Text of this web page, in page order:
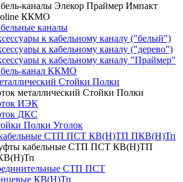
каналы Элекор Праймер Импакт
ККМО
каналы
к кабельному каналу ("белый")
к кабельному каналу ("дерево")
к кабельному каналу "Праймер"
канал ККМО
Стойки Полки
металлический Стойки Полки
ИЭК
ДКС
Полки Уголок
СТП ПСТ КВ(Н)ТП ПКВ(Н)Тп
кабельные СТП ПСТ КВ(Н)ТП
СТП ПСТ
КВ(Н)Тп